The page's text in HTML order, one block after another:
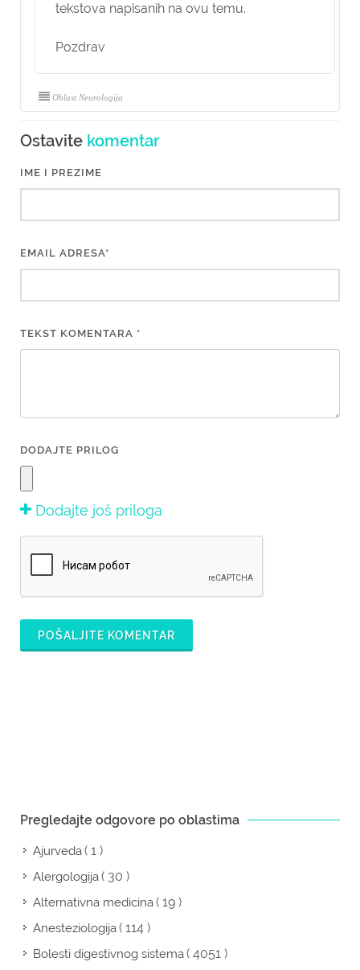
tekstova napisanih na ovu temu.
Pozdrav
Oblast Neurologija
Ostavite komentar
IME I PREZIME
EMAIL ADRESA*
TEKST KOMENTARA *
DODAJTE PRILOG
Dodajte još priloga
POŠALJITE KOMENTAR
Pregledajte odgovore po oblastima
Ajurveda( 1 )
Alergologija( 30 )
Alternativna medicina( 19 )
Anesteziologija( 114 )
Bolesti digestivnog sistema( 4051 )